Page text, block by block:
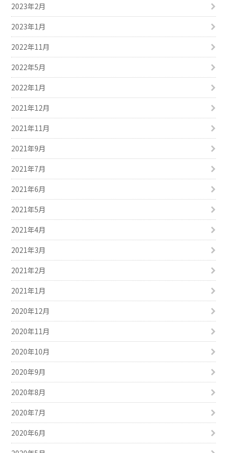
2023年2月
2023年1月
2022年11月
2022年5月
2022年1月
2021年12月
2021年11月
2021年9月
2021年7月
2021年6月
2021年5月
2021年4月
2021年3月
2021年2月
2021年1月
2020年12月
2020年11月
2020年10月
2020年9月
2020年8月
2020年7月
2020年6月